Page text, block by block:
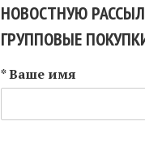
НОВОСТНУЮ
ГРУППОВЫЕ
* Ваше имя